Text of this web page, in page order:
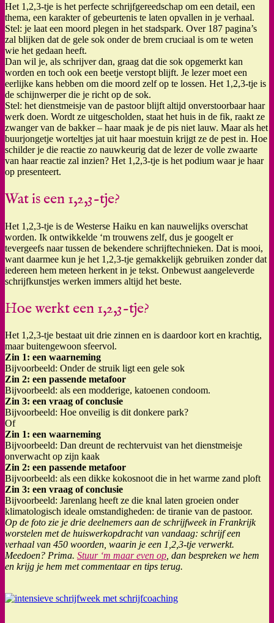
Het 1,2,3-tje is het perfecte schrijfgereedschap om een detail, een
thema, een karakter of gebeurtenis te laten opvallen in je verhaal.
Stel: je laat een moord plegen in het stadspark. Over 187 pagina’s
zal blijken dat de gele sok onder de brem cruciaal is om te weten
wie het gedaan heeft.
Dan wil je, als schrijver dan, graag dat die sok opgemerkt kan
worden en toch ook een beetje verstopt blijft. Je lezer moet een
eerlijke kans hebben om die moord zelf op te lossen. Het 1,2,3-tje is
de schijnwerper die je richt op de sok.
Stel: het dienstmeisje van de pastoor blijft altijd onverstoorbaar haar
werk doen. Wordt ze uitgescholden, staat het huis in de fik, raakt ze
zwanger van de bakker – haar maak je de pis niet lauw. Maar als het
buurjongetje worteltjes jat uit haar moestuin krijgt ze de pest in. Hoe
schilder je die reactie zo nauwkeurig dat de lezer de volle zwaarte
van haar reactie zal inzien? Het 1,2,3-tje is het podium waar je haar
op presenteert.
Wat is een 1,2,3-tje?
Het 1,2,3-tje is de Westerse Haiku en kan nauwelijks overschat
worden. Ik ontwikkelde ‘m trouwens zelf, dus je googelt er
tevergeefs naar tussen de bekendere schrijftechnieken. Dat is mooi,
want daarmee kun je het 1,2,3-tje gemakkelijk gebruiken zonder dat
iedereen hem meteen herkent in je tekst. Onbewust aangeleverde
schrijfkunstjes werken immers altijd het beste.
Hoe werkt een 1,2,3-tje?
Het 1,2,3-tje bestaat uit drie zinnen en is daardoor kort en krachtig,
maar buitengewoon sfeervol.
Zin 1: een waarneming
Bijvoorbeeld: Onder de struik ligt een gele sok
Zin 2: een passende metafoor
Bijvoorbeeld: als een modderige, katoenen condoom.
Zin 3: een vraag of conclusie
Bijvoorbeeld: Hoe onveilig is dit donkere park?
Of
Zin 1: een waarneming
Bijvoorbeeld: Dan dreunt de rechtervuist van het dienstmeisje
onverwacht op zijn kaak
Zin 2: een passende metafoor
Bijvoorbeeld: als een dikke kokosnoot die in het warme zand ploft
Zin 3: een vraag of conclusie
Bijvoorbeeld: Jarenlang heeft ze die knal laten groeien onder
klimatologisch ideale omstandigheden: de tiranie van de pastoor.
Op de foto zie je drie deelnemers aan de schrijfweek in Frankrijk
worstelen met de huiswerkopdracht van vandaag: schrijf een
verhaal van 450 woorden, waarin je een 1,2,3-tje verwerkt.
Meedoen? Prima. Stuur ‘m maar even op, dan bespreken we hem
en krijg je hem met commentaar en tips terug.